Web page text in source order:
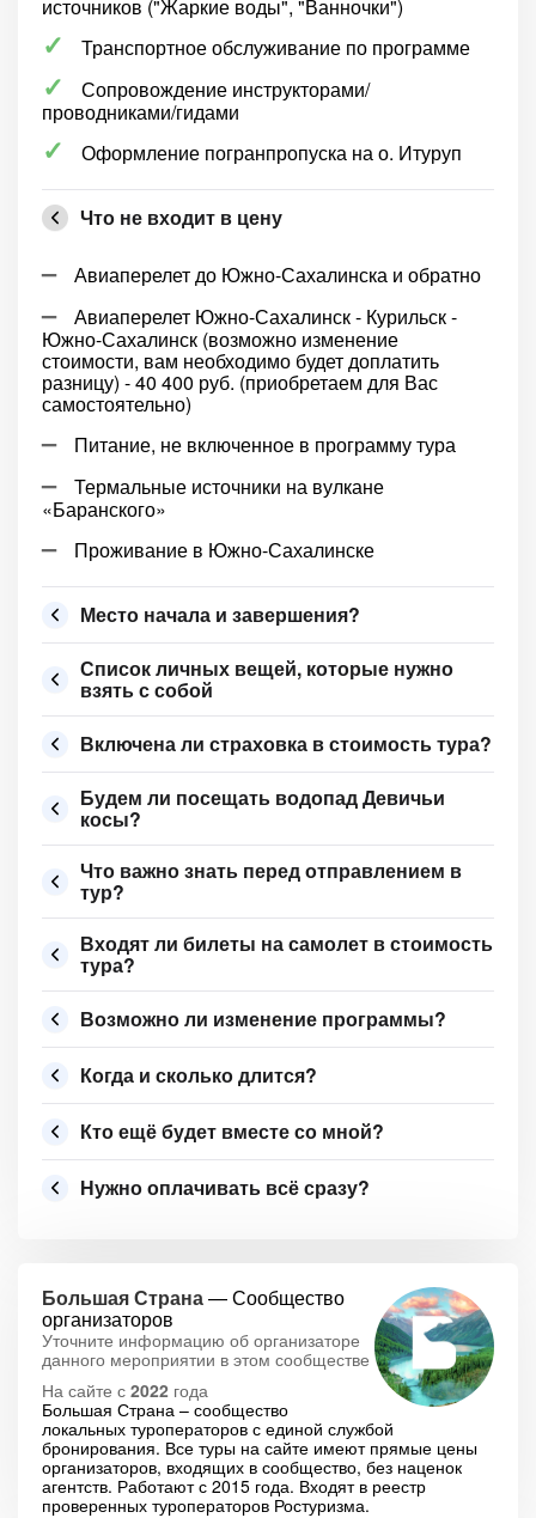
источников ("Жаркие воды", "Ванночки")
Транспортное обслуживание по программе
Сопровождение инструкторами/
проводниками/гидами
Оформление погранпропуска на о. Итуруп
Что не входит в цену
Авиаперелет до Южно-Сахалинска и обратно
Авиаперелет Южно-Сахалинск - Курильск -
Южно-Сахалинск (возможно изменение
стоимости, вам необходимо будет доплатить
разницу) - 40 400 руб. (приобретаем для Вас
самостоятельно)
Питание, не включенное в программу тура
Термальные источники на вулкане
«Баранского»
Проживание в Южно-Сахалинске
Место начала и завершения?
Список личных вещей, которые нужно
взять с собой
Включена ли страховка в стоимость тура?
Будем ли посещать водопад Девичьи
косы?
Что важно знать перед отправлением в
тур?
Входят ли билеты на самолет в стоимость
тура?
Возможно ли изменение программы?
Когда и сколько длится?
Кто ещё будет вместе со мной?
Нужно оплачивать всё сразу?
Большая Страна— Сообщество
организаторов
Уточните информацию об организаторе
данного мероприятии в этом сообществе
На сайте с 2022 года
Большая Страна – сообщество
локальных туроператоров с единой службой
бронирования. Все туры на сайте имеют прямые цены
организаторов, входящих в сообщество, без наценок
агентств. Работают с 2015 года. Входят в реестр
проверенных туроператоров Ростуризма.